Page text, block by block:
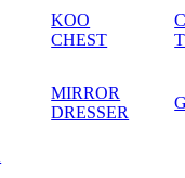
KOO
CHEST
MIRROR
DRESSER